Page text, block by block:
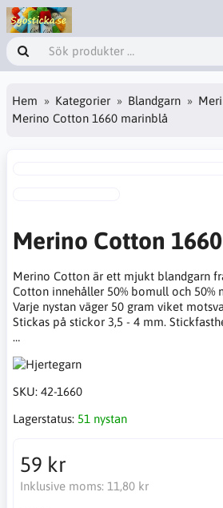
Hem Kategorier Blandgarn
Merino Cotton 1660 marinblå
Merino Cotton
Merino Cotton är ett mjukt blandgarn
Cotton innehåller 50% bomull och 50%
Varje nystan väger 50 gram viket
Stickas på stickor 3,5 - 4 mm.
…
SKU: 42-1660
Lagerstatus: 51 nystan
59 kr
Inklusive moms: 11,80 kr